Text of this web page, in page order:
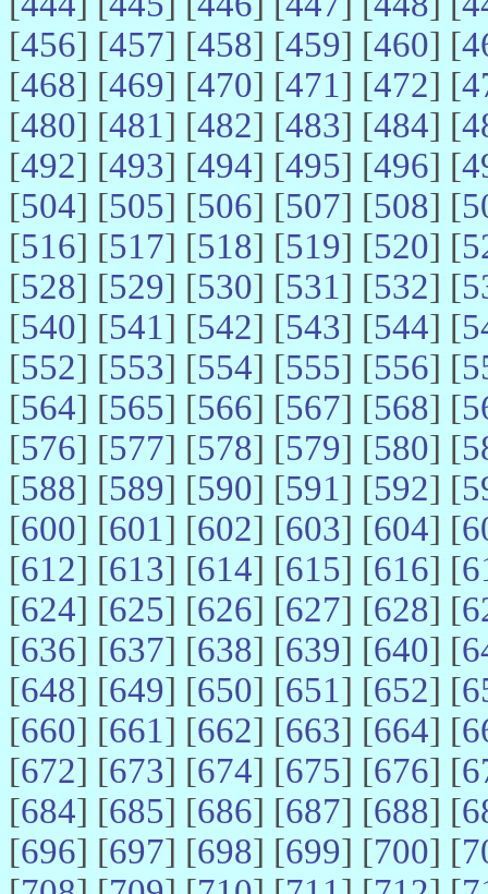
[456] [457] [458] [459] [460] [
[468] [469] [470] [471] [472] [
[480] [481] [482] [483] [484] [
[492] [493] [494] [495] [496] [
[504] [505] [506] [507] [508] [
[516] [517] [518] [519] [520] [
[528] [529] [530] [531] [532] [
[540] [541] [542] [543] [544] [
[552] [553] [554] [555] [556] [
[564] [565] [566] [567] [568] [
[576] [577] [578] [579] [580] [
[588] [589] [590] [591] [592] [
[600] [601] [602] [603] [604] [
[612] [613] [614] [615] [616] [
[624] [625] [626] [627] [628] [
[636] [637] [638] [639] [640] [
[648] [649] [650] [651] [652] [
[660] [661] [662] [663] [664] [
[672] [673] [674] [675] [676] [
[684] [685] [686] [687] [688] [
[696] [697] [698] [699] [700] [